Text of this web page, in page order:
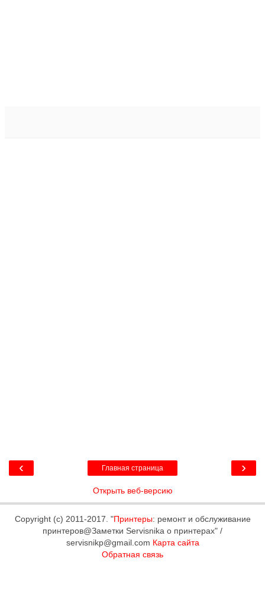
‹ ›
Главная страница
Открыть веб-версию
Copyright (c) 2011-2017. "Принтеры: ремонт и обслуживание
принтеров@Заметки Servisnika о принтерах" /
servisnikp@gmail.com Карта сайта
Обратная связь